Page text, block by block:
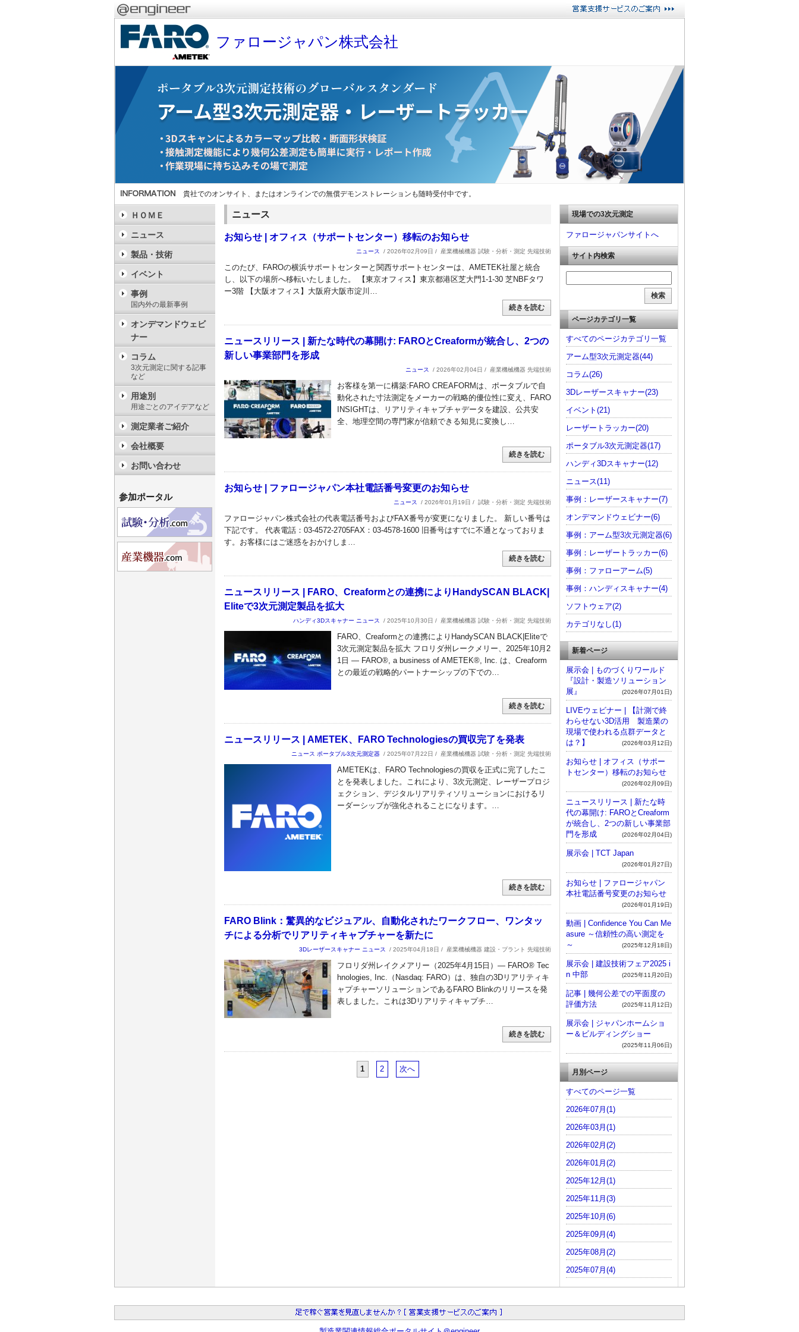
ファロージャパン株式会社
貴社でのオンサイト、またはオンラインでの無償デモンストレーションも随時受付中です。
ニュース
お知らせ | オフィス（サポートセンター）移転のお知らせ
ニュース / 2026年02月09日 / 産業機械機器 試験・分析・測定 先端技術
このたび、FAROの横浜サポートセンターと関西サポートセンターは、AMETEK社屋と統合
し、以下の場所へ移転いたしました。 【東京オフィス】東京都港区芝大門1-1-30 芝NBFタワ
ー3階 【大阪オフィス】大阪府大阪市淀川…
続きを読む
ニュースリリース | 新たな時代の幕開け: FAROとCreaformが統合し、2つの
新しい事業部門を形成
ニュース / 2026年02月04日 / 産業機械機器 先端技術
お客様を第一に構築:FARO CREAFORMは、ポータブルで自
動化された寸法測定をメーカーの戦略的優位性に変え、FARO
INSIGHTは、リアリティキャプチャデータを建設、公共安
全、地理空間の専門家が信頼できる知見に変換し…
続きを読む
お知らせ | ファロージャパン本社電話番号変更のお知らせ
ニュース / 2026年01月19日 / 試験・分析・測定 先端技術
ファロージャパン株式会社の代表電話番号およびFAX番号が変更になりました。 新しい番号は
下記です。 代表電話：03-4572-2705FAX：03-4578-1600 旧番号はすでに不通となっておりま
す。お客様にはご迷惑をおかけしま…
続きを読む
ニュースリリース | FARO、Creaformとの連携によりHandySCAN BLACK|
Eliteで3次元測定製品を拡大
ハンディ3Dスキャナー ニュース / 2025年10月30日 / 産業機械機器 試験・分析・測定 先端技術
FARO、Creaformとの連携によりHandySCAN BLACK|Eliteで
3次元測定製品を拡大 フロリダ州レークメリー、2025年10月2
1日 — FARO®, a business of AMETEK®, Inc. は、Creaform
との最近の戦略的パートナーシップの下での…
続きを読む
ニュースリリース | AMETEK、FARO Technologiesの買収完了を発表
ニュース ポータブル3次元測定器 / 2025年07月22日 / 産業機械機器 試験・分析・測定 先端技術
AMETEKは、FARO Technologiesの買収を正式に完了したこ
とを発表しました。これにより、3次元測定、レーザープロジ
ェクション、デジタルリアリティソリューションにおけるリ
ーダーシップが強化されることになります。…
続きを読む
FARO Blink：驚異的なビジュアル、自動化されたワークフロー、ワンタッ
チによる分析でリアリティキャプチャーを新たに
3Dレーザースキャナー ニュース / 2025年04月18日 / 産業機械機器 建設・プラント 先端技術
フロリダ州レイクメアリー（2025年4月15日）— FARO® Tec
hnologies, Inc.（Nasdaq: FARO）は、独自の3Dリアリティキ
ャプチャーソリューションであるFARO Blinkのリリースを発
表しました。これは3Dリアリティキャプチ…
続きを読む
1 2 次へ
ＨＯＭＥ
ニュース
製品・技術
イベント
事例
国内外の最新事例
オンデマンドウェビ
ナー
コラム
3次元測定に関する記事
など
用途別
用途ごとのアイデアなど
測定業者ご紹介
会社概要
お問い合わせ
参加ポータル
現場での3次元測定
ファロージャパンサイトへ
サイト内検索
ページカテゴリ一覧
すべてのページカテゴリ一覧
アーム型3次元測定器(44)
コラム(26)
3Dレーザースキャナー(23)
イベント(21)
レーザートラッカー(20)
ポータブル3次元測定器(17)
ハンディ3Dスキャナー(12)
ニュース(11)
事例：レーザースキャナー(7)
オンデマンドウェビナー(6)
事例：アーム型3次元測定器(6)
事例：レーザートラッカー(6)
事例：ファローアーム(5)
事例：ハンディスキャナー(4)
ソフトウェア(2)
カテゴリなし(1)
新着ページ
展示会 | ものづくりワールド
『設計・製造ソリューション
展』
(2026年07月01日)
LIVEウェビナー | 【計測で終
わらせない3D活用 製造業の
現場で使われる点群データと
は？】
(2026年03月12日)
お知らせ | オフィス（サポー
トセンター）移転のお知らせ
(2026年02月09日)
ニュースリリース | 新たな時
代の幕開け: FAROとCreaform
が統合し、2つの新しい事業部
門を形成
(2026年02月04日)
展示会 | TCT Japan
(2026年01月27日)
お知らせ | ファロージャパン
本社電話番号変更のお知らせ
(2026年01月19日)
動画 | Confidence You Can Me
asure ～信頼性の高い測定を
～
(2025年12月18日)
展示会 | 建設技術フェア2025 i
n 中部
(2025年11月20日)
記事 | 幾何公差での平面度の
評価方法
(2025年11月12日)
展示会 | ジャパンホームショ
ー＆ビルディングショー
(2025年11月06日)
月別ページ
すべてのページ一覧
2026年07月(1)
2026年03月(1)
2026年02月(2)
2026年01月(2)
2025年12月(1)
2025年11月(3)
2025年10月(6)
2025年09月(4)
2025年08月(2)
2025年07月(4)